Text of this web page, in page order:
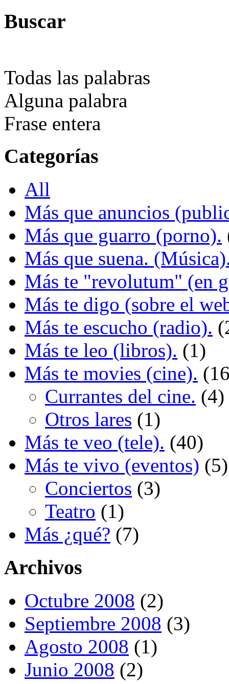
Buscar
Todas las palabras
Alguna palabra
Frase entera
Categorías
All
Más que anuncios
Más que guarro (porno).
Más que suena.
Más te "revolutum" (en
Más te digo (sobre el
Más te escucho (radio).
Más te leo (libros). (1)
Más te movies (cine).
Currantes del cine. (4)
Otros lares (1)
Más te veo (tele). (40)
Más te vivo (eventos) (5)
Conciertos (3)
Teatro (1)
Más ¿qué? (7)
Archivos
Octubre 2008 (2)
Septiembre 2008 (3)
Agosto 2008 (1)
Junio 2008 (2)